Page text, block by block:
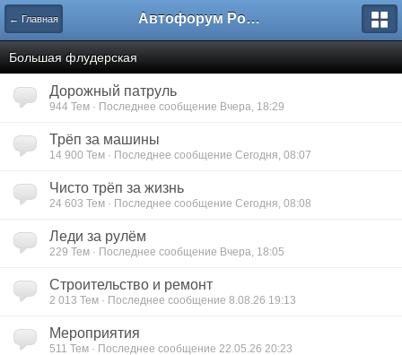
← Главная Автофорум Ростова-на-Дону
Большая флудерская
Дорожный патруль
944 Тем · Последнее сообщение Вчера, 18:29
Трёп за машины
14 900 Тем · Последнее сообщение Сегодня, 08:07
Чисто трёп за жизнь
24 603 Тем · Последнее сообщение Сегодня, 08:08
Леди за рулём
229 Тем · Последнее сообщение Вчера, 18:05
Строительство и ремонт
2 013 Тем · Последнее сообщение 8.08.26 19:13
Мероприятия
511 Тем · Последнее сообщение 22.05.26 20:23